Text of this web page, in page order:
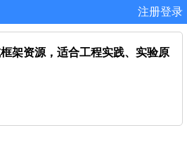
注册登录
架资源，适合工程实践、实验原